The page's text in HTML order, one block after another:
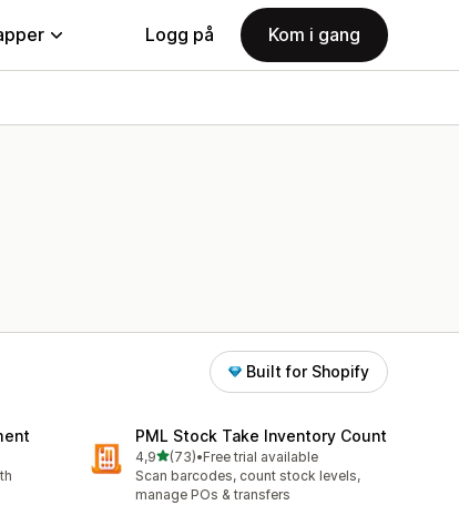
Logg på Kom i gang
Built for Shopify
PML Stock Take Inventory Count
4,9av 5 stjerner
(73)
Totalt 73 omtaler
•Free trial available
Scan barcodes, count stock levels,
manage POs & transfers